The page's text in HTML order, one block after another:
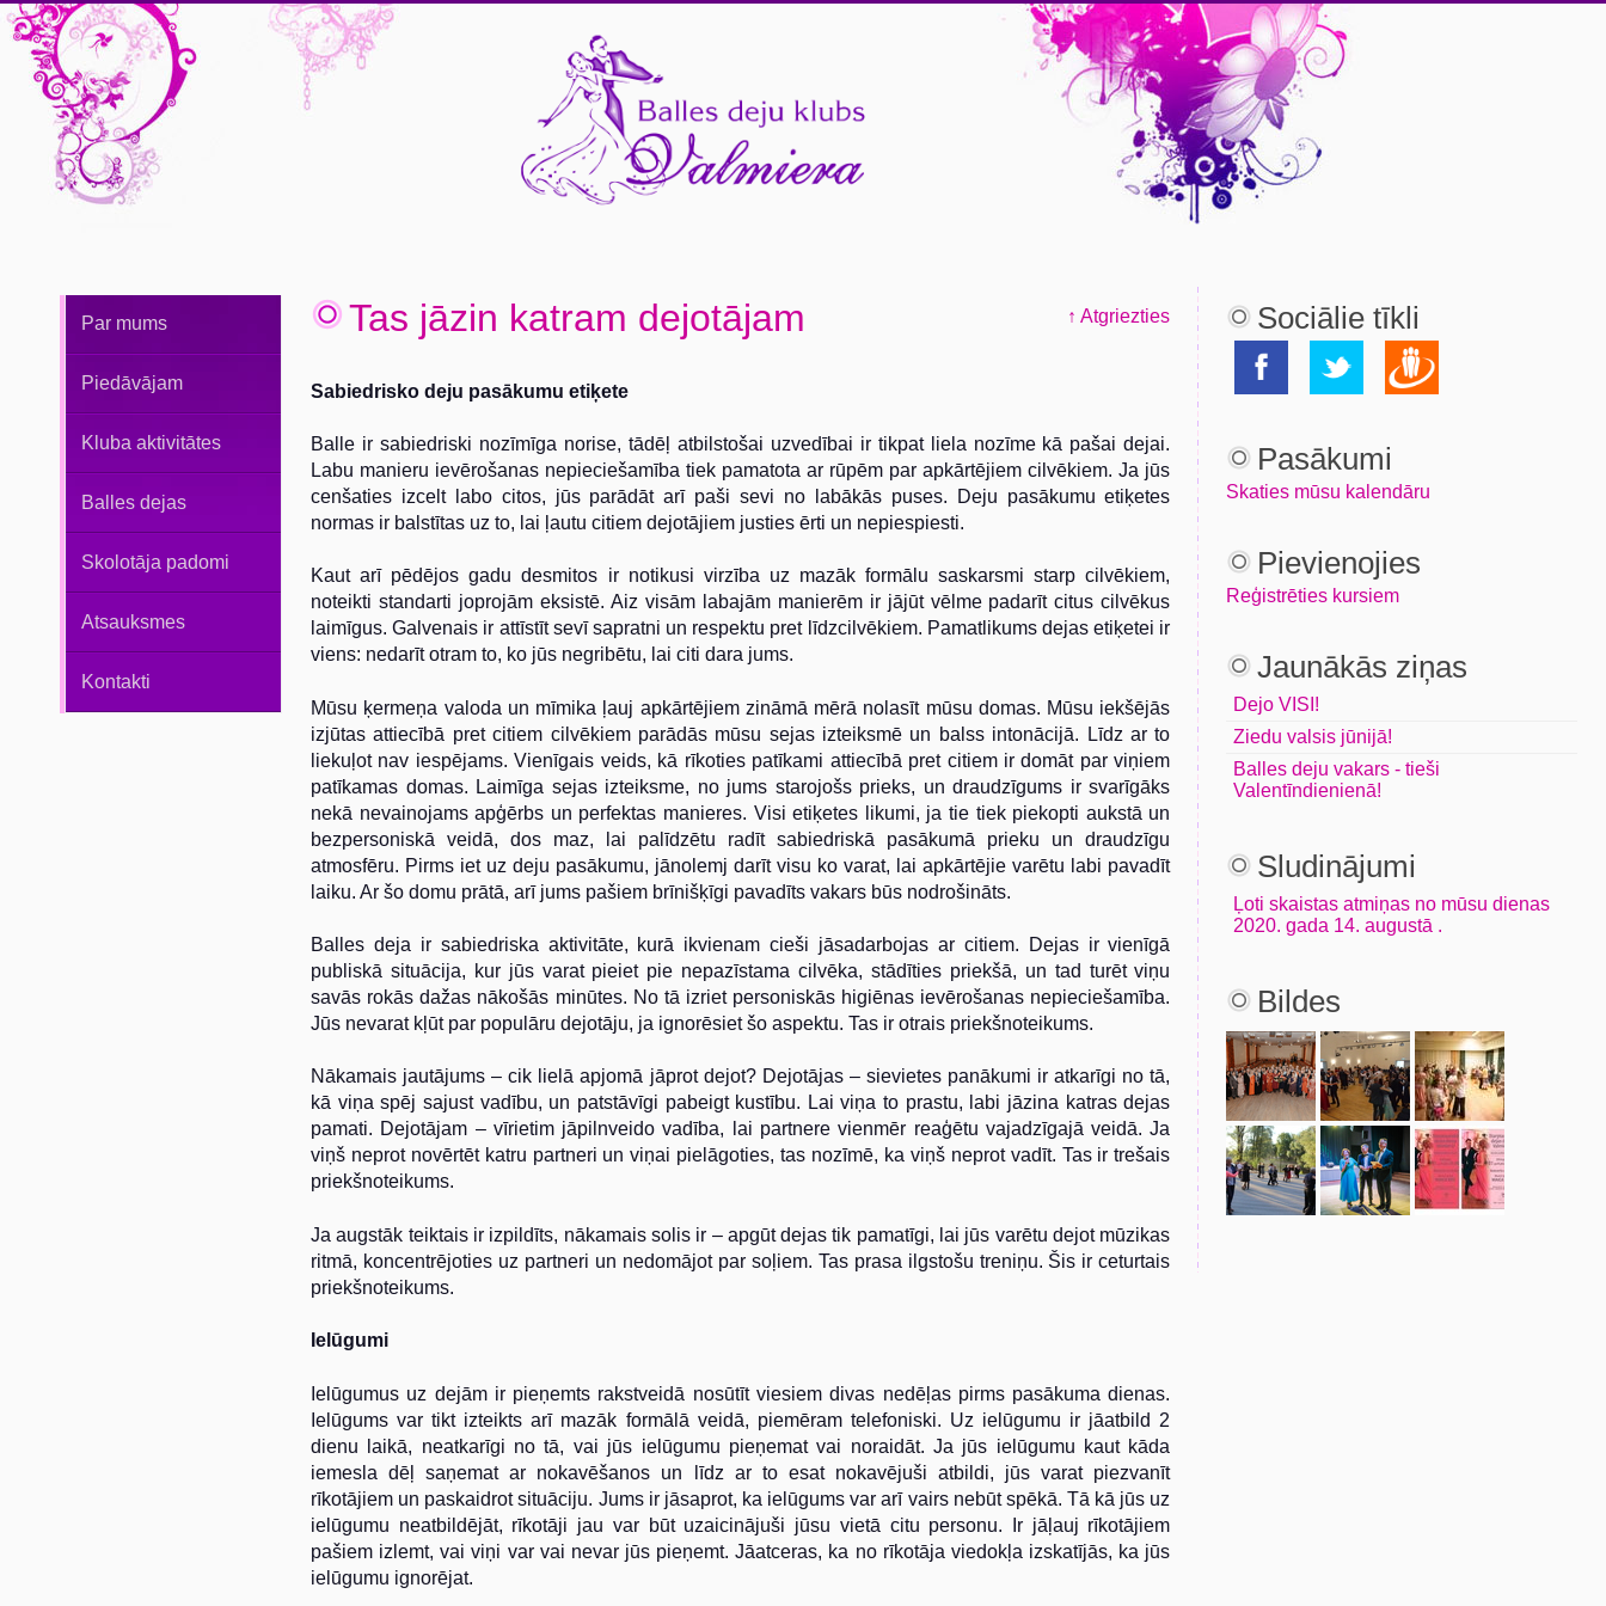
Par mums
Piedāvājam
Kluba aktivitātes
Balles dejas
Skolotāja padomi
Atsauksmes
Kontakti
Tas jāzin katram dejotājam ↑ Atgriezties
Sabiedrisko deju pasākumu etiķete
Balle ir sabiedriski nozīmīga norise, tādēļ atbilstošai uzvedībai ir tikpat liela nozīme kā pašai dejai.
Labu manieru ievērošanas nepieciešamība tiek pamatota ar rūpēm par apkārtējiem cilvēkiem. Ja jūs
cenšaties izcelt labo citos, jūs parādāt arī paši sevi no labākās puses. Deju pasākumu etiķetes
normas ir balstītas uz to, lai ļautu citiem dejotājiem justies ērti un nepiespiesti.
Kaut arī pēdējos gadu desmitos ir notikusi virzība uz mazāk formālu saskarsmi starp cilvēkiem,
noteikti standarti joprojām eksistē. Aiz visām labajām manierēm ir jājūt vēlme padarīt citus cilvēkus
laimīgus. Galvenais ir attīstīt sevī sapratni un respektu pret līdzcilvēkiem. Pamatlikums dejas etiķetei ir
viens: nedarīt otram to, ko jūs negribētu, lai citi dara jums.
Mūsu ķermeņa valoda un mīmika ļauj apkārtējiem zināmā mērā nolasīt mūsu domas. Mūsu iekšējās
izjūtas attiecībā pret citiem cilvēkiem parādās mūsu sejas izteiksmē un balss intonācijā. Līdz ar to
liekuļot nav iespējams. Vienīgais veids, kā rīkoties patīkami attiecībā pret citiem ir domāt par viņiem
patīkamas domas. Laimīga sejas izteiksme, no jums starojošs prieks, un draudzīgums ir svarīgāks
nekā nevainojams apģērbs un perfektas manieres. Visi etiķetes likumi, ja tie tiek piekopti aukstā un
bezpersoniskā veidā, dos maz, lai palīdzētu radīt sabiedriskā pasākumā prieku un draudzīgu
atmosfēru. Pirms iet uz deju pasākumu, jānolemj darīt visu ko varat, lai apkārtējie varētu labi pavadīt
laiku. Ar šo domu prātā, arī jums pašiem brīnišķīgi pavadīts vakars būs nodrošināts.
Balles deja ir sabiedriska aktivitāte, kurā ikvienam cieši jāsadarbojas ar citiem. Dejas ir vienīgā
publiskā situācija, kur jūs varat pieiet pie nepazīstama cilvēka, stādīties priekšā, un tad turēt viņu
savās rokās dažas nākošās minūtes. No tā izriet personiskās higiēnas ievērošanas nepieciešamība.
Jūs nevarat kļūt par populāru dejotāju, ja ignorēsiet šo aspektu. Tas ir otrais priekšnoteikums.
Nākamais jautājums – cik lielā apjomā jāprot dejot? Dejotājas –sievietes panākumi ir atkarīgi no tā,
kā viņa spēj sajust vadību, un patstāvīgi pabeigt kustību. Lai viņa to prastu, labi jāzina katras dejas
pamati. Dejotājam –vīrietim jāpilnveido vadība, lai partnere vienmēr reaģētu vajadzīgajā veidā. Ja
viņš neprot novērtēt katru partneri un viņai pielāgoties, tas nozīmē, ka viņš neprot vadīt. Tas ir trešais
priekšnoteikums.
Ja augstāk teiktais ir izpildīts, nākamais solis ir –apgūt dejas tik pamatīgi, lai jūs varētu dejot mūzikas
ritmā, koncentrējoties uz partneri un nedomājot par soļiem. Tas prasa ilgstošu treniņu. Šis ir ceturtais
priekšnoteikums.
Ielūgumi
Ielūgumus uz dejām ir pieņemts rakstveidā nosūtīt viesiem divas nedēļas pirms pasākuma dienas.
Ielūgums var tikt izteikts arī mazāk formālā veidā, piemēram telefoniski. Uz ielūgumu ir jāatbild 2
dienu laikā, neatkarīgi no tā, vai jūs ielūgumu pieņemat vai noraidāt. Ja jūs ielūgumu kaut kāda
iemesla dēļ saņemat ar nokavēšanos un līdz ar to esat nokavējuši atbildi, jūs varat piezvanīt
rīkotājiem un paskaidrot situāciju. Jums ir jāsaprot, ka ielūgums var arī vairs nebūt spēkā. Tā kā jūs uz
ielūgumu neatbildējāt, rīkotāji jau var būt uzaicinājuši jūsu vietā citu personu. Ir jāļauj rīkotājiem
pašiem izlemt, vai viņi var vai nevar jūs pieņemt. Jāatceras, ka no rīkotāja viedokļa izskatījās, ka jūs
ielūgumu ignorējat.
Sociālie tīkli
Pasākumi
Skaties mūsu kalendāru
Pievienojies
Reģistrēties kursiem
Jaunākās ziņas
Dejo VISI!
Ziedu valsis jūnijā!
Balles deju vakars - tieši
Valentīndienienā!
Sludinājumi
Ļoti skaistas atmiņas no mūsu dienas
2020. gada 14. augustā .
Bildes